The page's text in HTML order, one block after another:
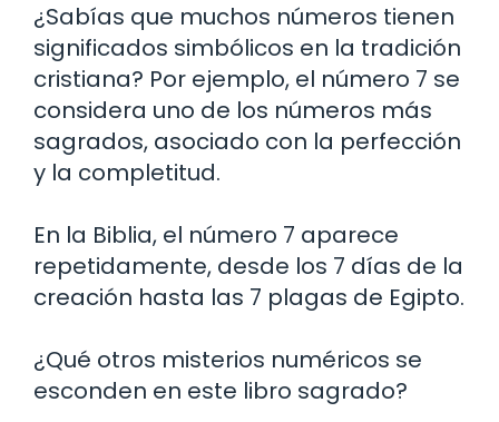
¿Sabías que muchos números tienen
significados simbólicos en la tradición
cristiana? Por ejemplo, el número 7 se
considera uno de los números más
sagrados, asociado con la perfección
y la completitud.
En la Biblia, el número 7 aparece
repetidamente, desde los 7 días de la
creación hasta las 7 plagas de Egipto.
¿Qué otros misterios numéricos se
esconden en este libro sagrado?